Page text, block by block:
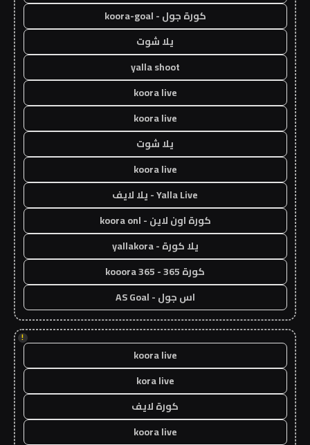
كورة جول - koora-goal
يلا شوت
yalla shoot
koora live
koora live
يلا شوت
koora live
Yalla Live - يلا لايف
كورة اون لاين - koora onl
يلا كورة - yallakora
كورة 365 - kooora 365
اس جول - AS Goal
!
koora live
kora live
كورة لايف
koora live